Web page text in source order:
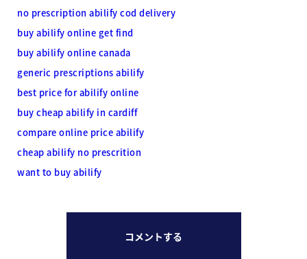
no prescription abilify cod delivery
buy abilify online get find
buy abilify online canada
generic prescriptions abilify
best price for abilify online
buy cheap abilify in cardiff
compare online price abilify
cheap abilify no prescrition
want to buy abilify
コメントする